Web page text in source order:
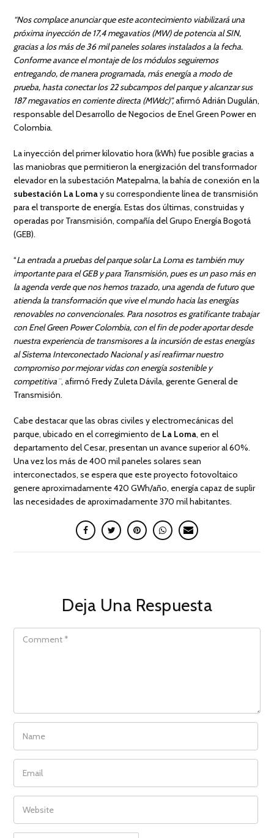
“Nos complace anunciar que este acontecimiento viabilizará una
próxima inyección de 17,4 megavatios (MW) de potencia al SIN,
gracias a los más de 36 mil paneles solares instalados a la fecha.
Conforme avance el montaje de los módulos seguiremos
entregando, de manera programada, más energía a modo de
prueba, hasta conectar los 22 subcampos del parque y alcanzar sus
187 megavatios en corriente directa (MWdc)”,afirmó Adrián Dugulán,
responsable del Desarrollo de Negocios de Enel Green Power en
Colombia.
La inyección del primer kilovatio hora (kWh) fue posible gracias a
las maniobras que permitieron la energización del transformador
elevador en la subestación Matepalma, la bahía de conexión en la
subestación La Lomay su correspondiente línea de transmisión
para el transporte de energía. Estas dos últimas, construidas y
operadas por Transmisión, compañía del Grupo Energía Bogotá
(GEB).
“La entrada a pruebas del parque solar La Loma es también muy
importante para el GEB y para Transmisión, pues es un paso más en
la agenda verde que nos hemos trazado, una agenda de futuro que
atienda la transformación que vive el mundo hacia las energías
renovables no convencionales. Para nosotros es gratificante trabajar
con Enel Green Power Colombia, con el fin de poder aportar desde
nuestra experiencia de transmisores a la incursión de estas energías
al Sistema Interconectado Nacional y así reafirmar nuestro
compromiso por mejorar vidas con energía sostenible y
competitiva¨, afirmó Fredy Zuleta Dávila, gerente General de
Transmisión.
Cabe destacar que las obras civiles y electromecánicas del
parque, ubicado en el corregimiento de La Loma, en el
departamento del Cesar, presentan un avance superior al 60%.
Una vez los más de 400 mil paneles solares sean
interconectados, se espera que este proyecto fotovoltaico
genere aproximadamente 420 GWh/año, energía capaz de suplir
las necesidades de aproximadamente 370 mil habitantes.
Deja Una Respuesta
COMMENT
NAME
EMAIL
WEBSITE